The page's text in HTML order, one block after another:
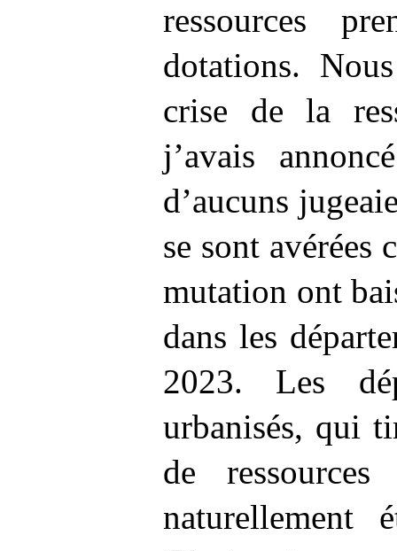
ressources
dotations.
crise de la
j’avais
d’aucuns
se sont avérées
mutation ont
dans les
2023. Les
urbanisés, qui
de
naturellement